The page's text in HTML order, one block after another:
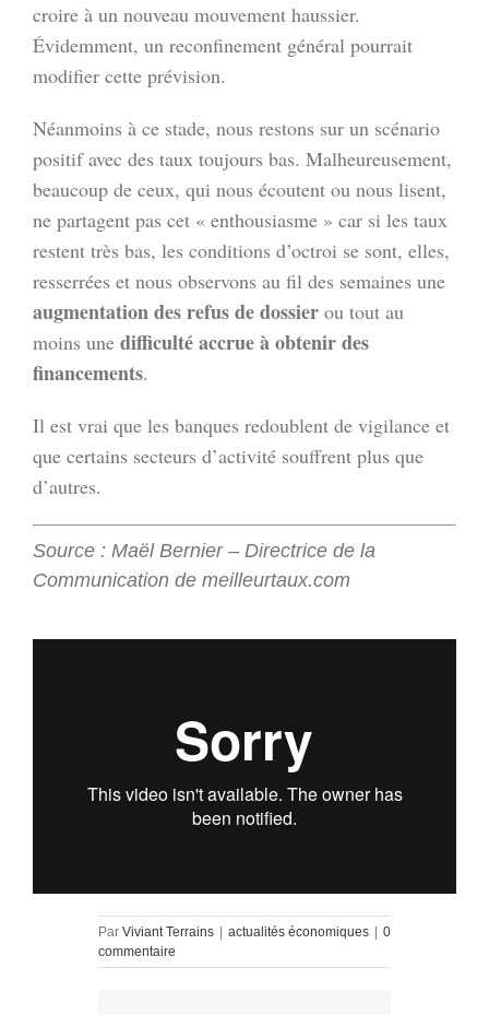
croire à un nouveau mouvement haussier.
Évidemment, un reconfinement général pourrait
modifier cette prévision.
Néanmoins à ce stade, nous restons sur un scénario
positif avec des taux toujours bas. Malheureusement,
beaucoup de ceux, qui nous écoutent ou nous lisent,
ne partagent pas cet « enthousiasme » car si les taux
restent très bas, les conditions d’octroi se sont, elles,
resserrées et nous observons au fil des semaines une
augmentation des refus de dossier ou tout au
moins une difficulté accrue à obtenir des
financements.
Il est vrai que les banques redoublent de vigilance et
que certains secteurs d’activité souffrent plus que
d’autres.
Source : Maël Bernier – Directrice de la
Communication de meilleurtaux.com
Par Viviant Terrains actualités économiques
0
commentaire